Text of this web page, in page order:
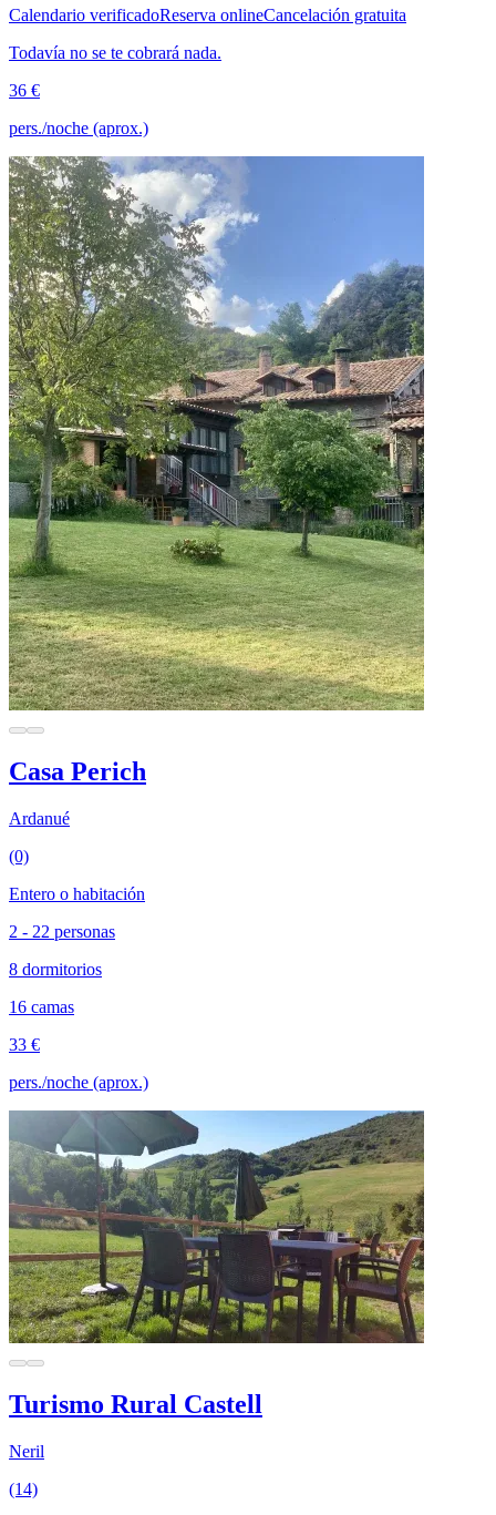
Calendario verificadoReserva onlineCancelación gratuita
Todavía no se te cobrará nada.
36 €
pers./noche (aprox.)
Casa Perich
Ardanué
(0)
Entero o habitación
2 - 22 personas
8 dormitorios
16 camas
33 €
pers./noche (aprox.)
Turismo Rural Castell
Neril
(14)